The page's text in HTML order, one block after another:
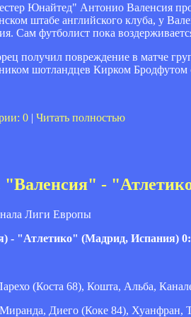
Юнайтед" Антонио Валенсия
штабе английского клуба, у
Сам футболист пока
получил повреждение в матче
шотландцев Кирком
0 | Читать полностью
-
Лиги Европы
- "Атлетико" (Мадрид, Испания)
(Коста 68), Кошта, Альба,
Диего (Коке 84), Хуанфран,